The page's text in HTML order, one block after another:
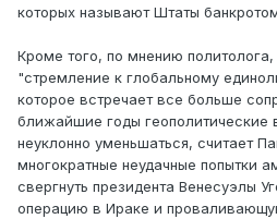
которых называют Штаты
Кроме того, по мнению
"стремление к глобальному
которое встречает все больше
ближайшие годы
неуклонно уменьшаться, считает
многократные неудачные попытки
свергнуть президента Венесуэлы
операцию в Ираке и